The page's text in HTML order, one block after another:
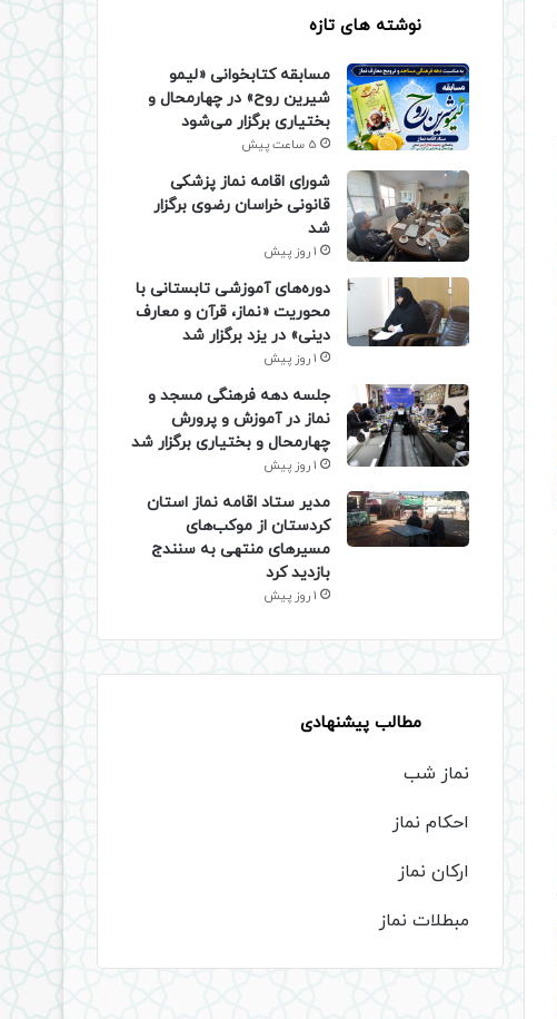
نوشته های تازه
مسابقه کتابخوانی «لیمو
شیرین روح» در چهارمحال و
بختیاری برگزار می‌شود
5 ساعت پیش
شورای اقامه نماز پزشکی
قانونی خراسان رضوی برگزار
شد
1 روز پیش
دوره‌های آموزشی تابستانی با
محوریت «نماز، قرآن و معارف
دینی» در یزد برگزار شد
1 روز پیش
جلسه دهه فرهنگی مسجد و
نماز در آموزش و پرورش
چهارمحال و بختیاری برگزار شد
1 روز پیش
مدیر ستاد اقامه نماز استان
کردستان از موکب‌های
مسیرهای منتهی به سنندج
بازدید کرد
1 روز پیش
مطالب پیشنهادی
نماز شب
احکام نماز
ارکان نماز
مبطلات نماز